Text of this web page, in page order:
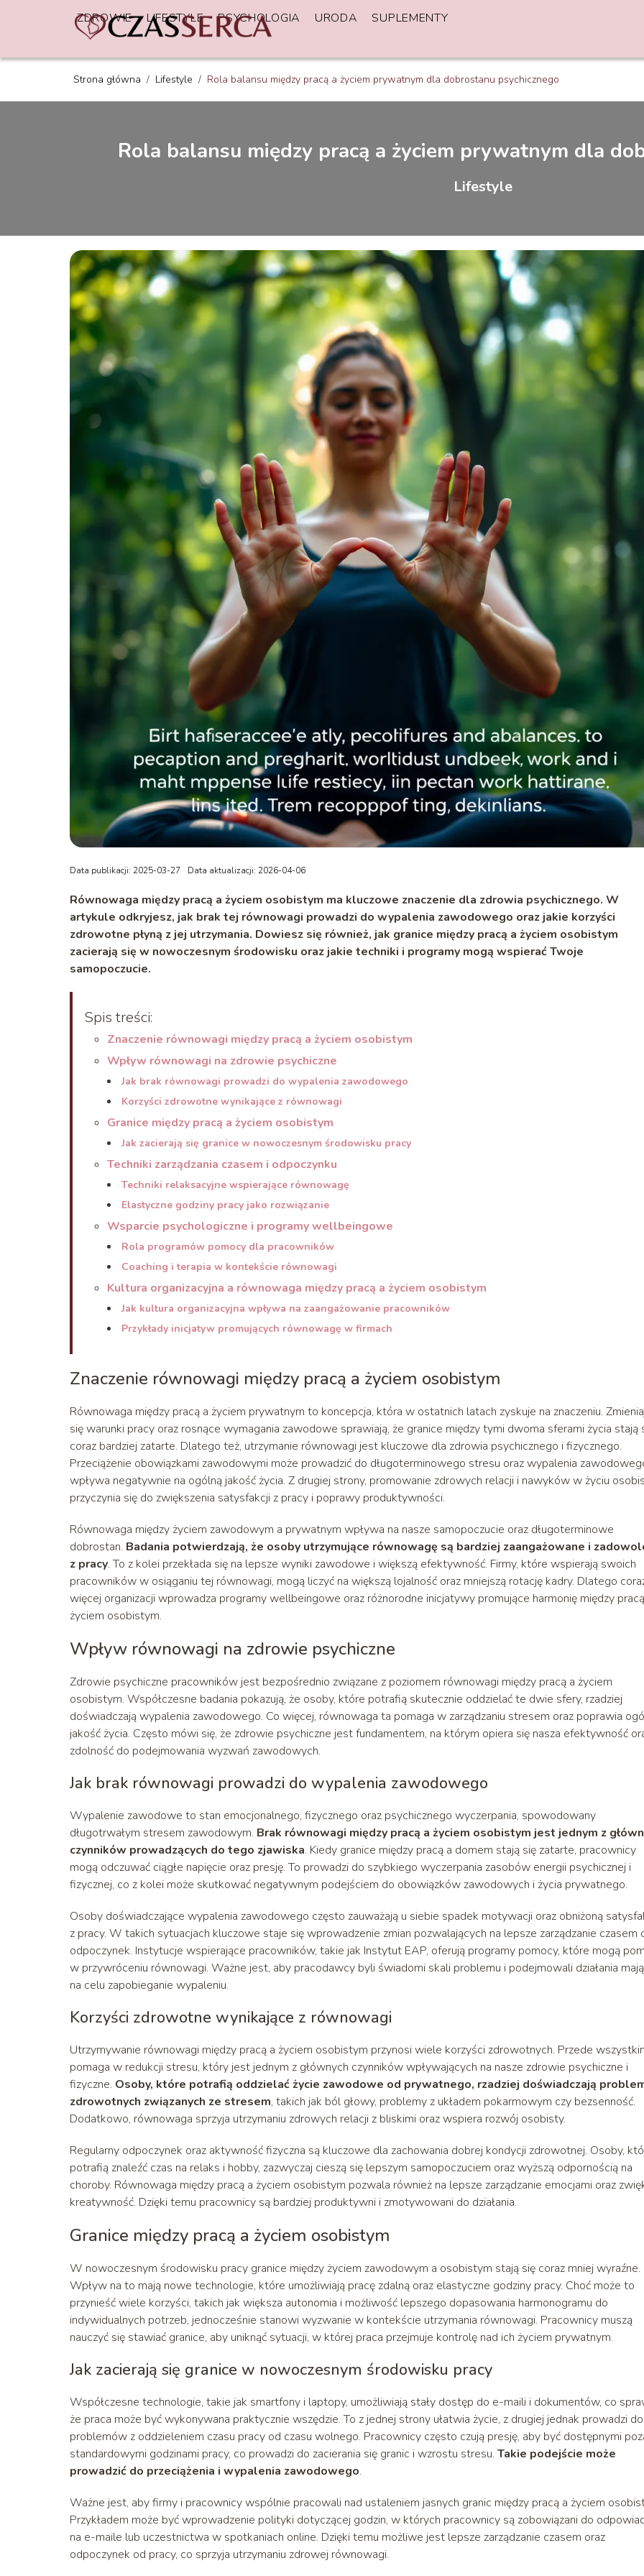
ZDROWIE LIFESTYLE PSYCHOLOGIA URODA SUPLEMENTY
Strona główna / Lifestyle / Rola balansu między pracą a życiem prywatnym dla dobrostanu psychicznego
Rola balansu między pracą a życiem prywatnym dla
Lifestyle
Data publikacji: 2025-03-27 Data aktualizacji: 2026-04-06
Równowaga między pracą a życiem osobistym ma kluczowe znaczenie dla zdrowia psychicznego. W
artykule odkryjesz, jak brak tej równowagi prowadzi do wypalenia zawodowego oraz jakie korzyści
zdrowotne płyną z jej utrzymania. Dowiesz się również, jak granice między pracą a życiem osobistym
zacierają się w nowoczesnym środowisku oraz jakie techniki i programy mogą wspierać Twoje
samopoczucie.
Spis treści:
Znaczenie równowagi między pracą a życiem osobistym
Wpływ równowagi na zdrowie psychiczne
Jak brak równowagi prowadzi do wypalenia zawodowego
Korzyści zdrowotne wynikające z równowagi
Granice między pracą a życiem osobistym
Jak zacierają się granice w nowoczesnym środowisku pracy
Techniki zarządzania czasem i odpoczynku
Techniki relaksacyjne wspierające równowagę
Elastyczne godziny pracy jako rozwiązanie
Wsparcie psychologiczne i programy wellbeingowe
Rola programów pomocy dla pracowników
Coaching i terapia w kontekście równowagi
Kultura organizacyjna a równowaga między pracą a życiem osobistym
Jak kultura organizacyjna wpływa na zaangażowanie pracowników
Przykłady inicjatyw promujących równowagę w firmach
Znaczenie równowagi między pracą a życiem osobistym
Równowaga między pracą a życiem prywatnym to koncepcja, która w ostatnich latach zyskuje na znaczeniu.
się warunki pracy oraz rosnące wymagania zawodowe sprawiają, że granice między tymi dwoma sferami życia stają
coraz bardziej zatarte. Dlatego też, utrzymanie równowagi jest kluczowe dla zdrowia psychicznego i fizycznego.
Przeciążenie obowiązkami zawodowymi może prowadzić do długoterminowego stresu oraz wypalenia
wpływa negatywnie na ogólną jakość życia. Z drugiej strony, promowanie zdrowych relacji i nawyków w życiu
przyczynia się do zwiększenia satysfakcji z pracy i poprawy produktywności.
Równowaga między życiem zawodowym a prywatnym wpływa na nasze samopoczucie oraz długoterminowe
dobrostan. Badania potwierdzają, że osoby utrzymujące równowagę są bardziej zaangażowane i
z pracy. To z kolei przekłada się na lepsze wyniki zawodowe i większą efektywność. Firmy, które wspierają swoich
pracowników w osiąganiu tej równowagi, mogą liczyć na większą lojalność oraz mniejszą rotację kadry. Dlatego
więcej organizacji wprowadza programy wellbeingowe oraz różnorodne inicjatywy promujące harmonię między
życiem osobistym.
Wpływ równowagi na zdrowie psychiczne
Zdrowie psychiczne pracowników jest bezpośrednio związane z poziomem równowagi między pracą a życiem
osobistym. Współczesne badania pokazują, że osoby, które potrafią skutecznie oddzielać te dwie sfery, rzadziej
doświadczają wypalenia zawodowego. Co więcej, równowaga ta pomaga w zarządzaniu stresem oraz poprawia
jakość życia. Często mówi się, że zdrowie psychiczne jest fundamentem, na którym opiera się nasza efektywność
zdolność do podejmowania wyzwań zawodowych.
Jak brak równowagi prowadzi do wypalenia zawodowego
Wypalenie zawodowe to stan emocjonalnego, fizycznego oraz psychicznego wyczerpania, spowodowany
długotrwałym stresem zawodowym. Brak równowagi między pracą a życiem osobistym jest jednym z
czynników prowadzących do tego zjawiska. Kiedy granice między pracą a domem stają się zatarte, pracownicy
mogą odczuwać ciągłe napięcie oraz presję. To prowadzi do szybkiego wyczerpania zasobów energii psychicznej i
fizycznej, co z kolei może skutkować negatywnym podejściem do obowiązków zawodowych i życia prywatnego.
Osoby doświadczające wypalenia zawodowego często zauważają u siebie spadek motywacji oraz obniżoną
z pracy. W takich sytuacjach kluczowe staje się wprowadzenie zmian pozwalających na lepsze zarządzanie czasem
odpoczynek. Instytucje wspierające pracowników, takie jak Instytut EAP, oferują programy pomocy, które mogą
w przywróceniu równowagi. Ważne jest, aby pracodawcy byli świadomi skali problemu i podejmowali działania
na celu zapobieganie wypaleniu.
Korzyści zdrowotne wynikające z równowagi
Utrzymywanie równowagi między pracą a życiem osobistym przynosi wiele korzyści zdrowotnych. Przede
pomaga w redukcji stresu, który jest jednym z głównych czynników wpływających na nasze zdrowie psychiczne i
fizyczne. Osoby, które potrafią oddzielać życie zawodowe od prywatnego, rzadziej doświadczają
zdrowotnych związanych ze stresem, takich jak ból głowy, problemy z układem pokarmowym czy bezsenność.
Dodatkowo, równowaga sprzyja utrzymaniu zdrowych relacji z bliskimi oraz wspiera rozwój osobisty.
Regularny odpoczynek oraz aktywność fizyczna są kluczowe dla zachowania dobrej kondycji zdrowotnej. Osoby,
potrafią znaleźć czas na relaks i hobby, zazwyczaj cieszą się lepszym samopoczuciem oraz wyższą odpornością na
choroby. Równowaga między pracą a życiem osobistym pozwala również na lepsze zarządzanie emocjami oraz
kreatywność. Dzięki temu pracownicy są bardziej produktywni i zmotywowani do działania.
Granice między pracą a życiem osobistym
W nowoczesnym środowisku pracy granice między życiem zawodowym a osobistym stają się coraz mniej wyraźne.
Wpływ na to mają nowe technologie, które umożliwiają pracę zdalną oraz elastyczne godziny pracy. Choć może to
przynieść wiele korzyści, takich jak większa autonomia i możliwość lepszego dopasowania harmonogramu do
indywidualnych potrzeb, jednocześnie stanowi wyzwanie w kontekście utrzymania równowagi. Pracownicy muszą
nauczyć się stawiać granice, aby uniknąć sytuacji, w której praca przejmuje kontrolę nad ich życiem prywatnym.
Jak zacierają się granice w nowoczesnym środowisku pracy
Współczesne technologie, takie jak smartfony i laptopy, umożliwiają stały dostęp do e-maili i dokumentów, co
że praca może być wykonywana praktycznie wszędzie. To z jednej strony ułatwia życie, z drugiej jednak prowadzi do
problemów z oddzieleniem czasu pracy od czasu wolnego. Pracownicy często czują presję, aby być dostępnymi
standardowymi godzinami pracy, co prowadzi do zacierania się granic i wzrostu stresu. Takie podejście może
prowadzić do przeciążenia i wypalenia zawodowego.
Ważne jest, aby firmy i pracownicy wspólnie pracowali nad ustaleniem jasnych granic między pracą a życiem
Przykładem może być wprowadzenie polityki dotyczącej godzin, w których pracownicy są zobowiązani do
na e-maile lub uczestnictwa w spotkaniach online. Dzięki temu możliwe jest lepsze zarządzanie czasem oraz
odpoczynek od pracy, co sprzyja utrzymaniu zdrowej równowagi.